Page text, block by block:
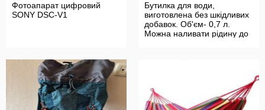
Фотоапарат цифровий
SONY DSC-V1
Бутилка для води,
виготовлена без шкідливих
добавок. Об'єм- 0,7 л.
Можна наливати рідину до